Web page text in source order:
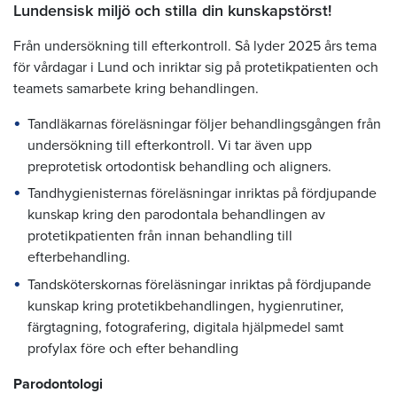
Lundensisk miljö och stilla din kunskapstörst!
Från undersökning till efterkontroll. Så lyder 2025 års tema
för vårdagar i Lund och inriktar sig på protetikpatienten och
teamets samarbete kring behandlingen.
Tandläkarnas föreläsningar följer behandlingsgången från
undersökning till efterkontroll. Vi tar även upp
preprotetisk ortodontisk behandling och aligners.
Tandhygienisternas föreläsningar inriktas på fördjupande
kunskap kring den parodontala behandlingen av
protetikpatienten från innan behandling till
efterbehandling.
Tandsköterskornas föreläsningar inriktas på fördjupande
kunskap kring protetikbehandlingen, hygienrutiner,
färgtagning, fotografering, digitala hjälpmedel samt
profylax före och efter behandling
Parodontologi